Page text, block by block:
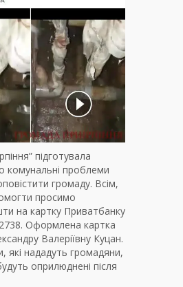
підготувала
комунальні проблеми
громаду. Всім,
просимо
на картку Приватбанку
Оформлена картка
Валеріївну Куцан.
які нададуть громадяни,
оприлюднені після